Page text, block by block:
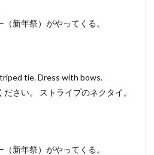
新年祭）がやってくる。
tie. Dress with bows.
さい。 ストライプのネクタイ。
新年祭）がやってくる。